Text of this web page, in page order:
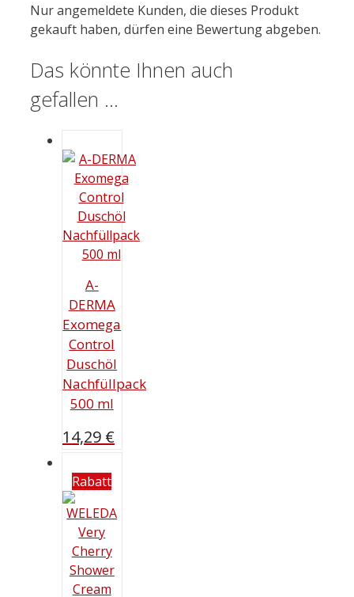
Nur angemeldete Kunden, die dieses Produkt
gekauft haben, dürfen eine Bewertung abgeben.
Das könnte Ihnen auch
gefallen …
A-
DERMA
Exomega
Control
Duschöl
Nachfüllpack
500 ml
14,29 €
Rabatt